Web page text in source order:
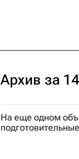
Архив за
На еще одном